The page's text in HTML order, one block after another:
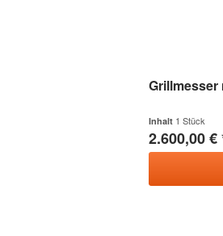
Grillmesser
Inhalt 1 Stück
2.600,00 €